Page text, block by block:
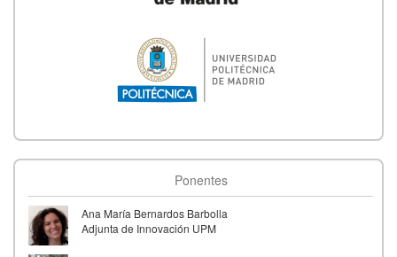
Ponentes
Ana María Bernardos Barbolla
Adjunta de Innovación UPM